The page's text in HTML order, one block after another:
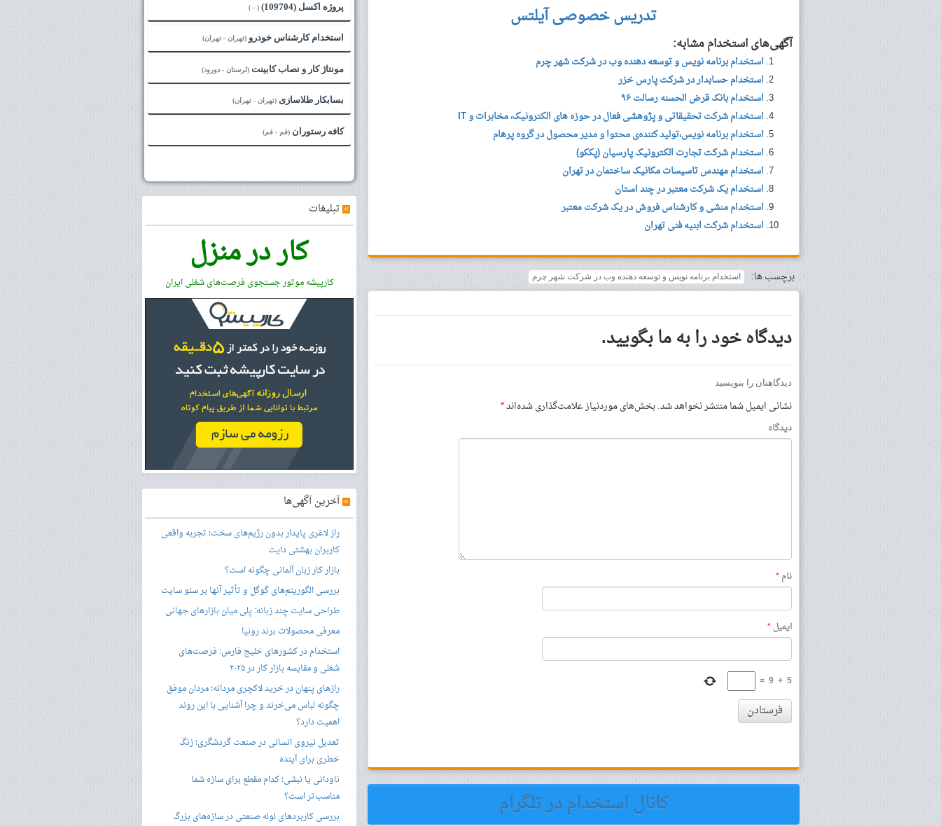
تدریس خصوصی آیلتس
آگهی‌های استخدام مشابه:
استخدام برنامه نویس و توسعه دهنده وب در شرکت شهر چرم
استخدام حسابدار در شرکت پارس خزر
استخدام بانک قرض الحسنه رسالت ۹۶
استخدام شرکت تحقیقاتی و پژوهشی فعال در حوزه های الکترونیک، مخابرات و IT
استخدام برنامه نویس،تولید کننده‌ی محتوا و مدیر محصول در گروه پرهام
استخدام شرکت تجارت الکترونیک پارسیان (پککو)
استخدام مهندس تاسیسات مکانیک ساختمان در تهران
استخدام یک شرکت معتبر در چند استان
استخدام منشی و کارشناس فروش در یک شرکت معتبر
استخدام شرکت ابنیه فنی تهران
برچسب ها: استخدام برنامه نویس و توسعه دهنده وب در شرکت شهر چرم
دیدگاه خود را به ما بگویید.
دیدگاهتان را بنویسید
نشانی ایمیل شما منتشر نخواهد شد.بخش‌های موردنیاز علامت‌گذاری شده‌اند*
دیدگاه
نام*
ایمیل*
5
+
9
=
فرستادن
کانال استخدام در تلگرام
پروژه اکسل (109704) ( - )
استخدام کارشناس خودرو (تهران - تهران)
مونتاژ کار و نصاب کابینت (لرستان - دورود)
بسابکار طلاسازی (تهران - تهران)
کافه رستوران (قم - قم)
»تبلیغات
کار در منزل
کارپیشه موتور جستجوی فرصت‌های شغلی ایران
»آخرین آگهی‌ها
راز لاغری پایدار بدون رژیم‌های سخت؛ تجربه واقعی
کاربران بهشتی دایت
بازار کار زبان آلمانی چگونه است؟
بررسی الگوریتم‌های گوگل و تأثیر آنها بر سئو سایت
طراحی سایت چند زبانه: پلی میان بازارهای جهانی
معرفی محصولات برند رونیا
استخدام در کشورهای خلیج فارس: فرصت‌های
شغلی و مقایسه بازار کار در ۲۰۲۵
رازهای پنهان در خرید لاکچری مردانه؛ مردان موفق
چگونه لباس می‌خرند و چرا آشنایی با این روند
اهمیت دارد؟
تعدیل نیروی انسانی در صنعت گردشگری؛ زنگ
خطری برای آینده
ناودانی یا نبشی؛ کدام مقطع برای سازه شما
مناسب‌تر است؟
بررسی کاربردهای لوله صنعتی در سازه‌های بزرگ